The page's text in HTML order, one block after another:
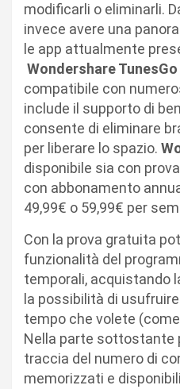
modificarli o eliminarli.
invece avere una
le app attualmente
Wondershare TunesGo
compatibile con
include il supporto di
consente di eliminare
per liberare lo spazio.
disponibile sia con
con abbonamento
49,99€ o 59,99€ per
Con la prova gratuita
funzionalità del
temporali, acquistando
la possibilità di
tempo che volete
Nella parte sottostante
traccia del numero di
memorizzati e